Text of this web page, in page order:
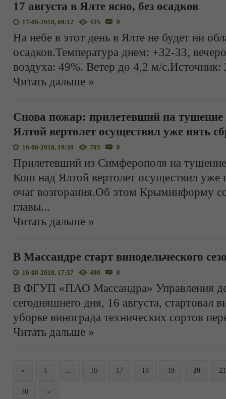
17 августа в Ялте ясно, без осадков
17-08-2018, 09:12 435 0
На небе в этот день в Ялте не будет ни
осадков.Температура днем: +32-33,
воздуха: 49%. Ветер до 4,2 м/с.Источник:
Читать дальше »
Снова пожар: прилетевший на тушение
Ялтой вертолет осуществил уже пять
16-08-2018, 19:30 705 0
Прилетевший из Симферополя на
Кош над Ялтой вертолет осуществил уже
очаг возгорания.Об этом Крыминформу
главы...
Читать дальше »
В Массандре старт винодельческого
16-08-2018, 17:37 490 0
В ФГУП «ПАО Массандра» Управления
сегодняшнего дня, 16 августа, стартовал
уборке винограда технических сортов
Читать дальше »
« 1 ... 16 17 18 19 20 21
30 »